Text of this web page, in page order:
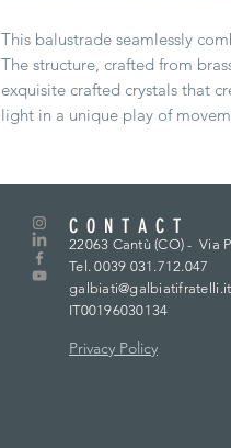
This balustrade seamlessly
The structure, crafted from
exquisite crafted crystals that
light in a unique play of
CONTACT
22063 Cantù (CO) -Via
Tel. 0039 031.712.047
galbiati@galbiatifratelli.it
IT00196030134
Privacy Policy